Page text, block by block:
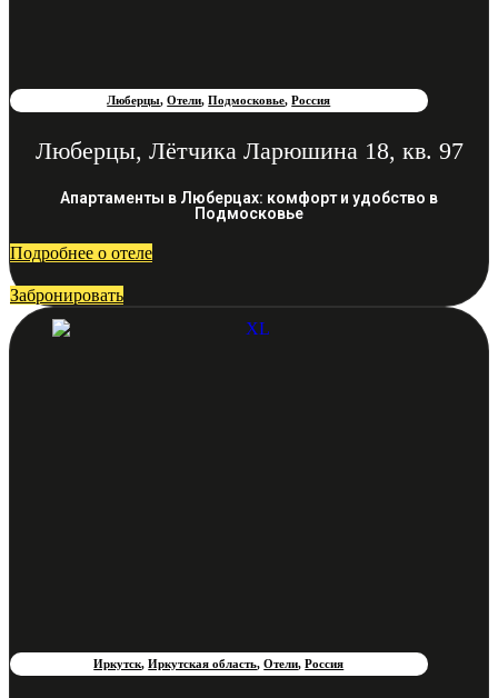
Люберцы,Отели,Подмосковье,Россия
Люберцы, Лётчика Ларюшина 18, кв. 97
Апартаменты в Люберцах: комфорт и удобство в
Подмосковье
Подробнее о отеле
Забронировать
Иркутск,Иркутская область,Отели,Россия